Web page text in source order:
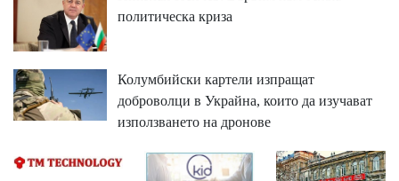
политическа криза
Колумбийски картели изпращат
доброволци в Украйна, които да изучават
използването на дронове